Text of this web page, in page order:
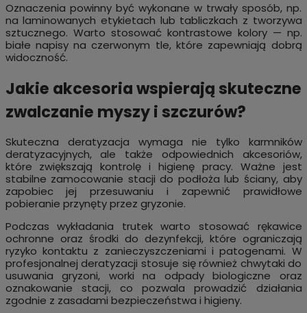
Oznaczenia powinny być wykonane w trwały sposób, np.
na laminowanych etykietach lub tabliczkach z tworzywa
sztucznego. Warto stosować kontrastowe kolory — np.
białe napisy na czerwonym tle, które zapewniają dobrą
widoczność.
Jakie akcesoria wspierają skuteczne
zwalczanie myszy i szczurów?
Skuteczna deratyzacja wymaga nie tylko karmników
deratyzacyjnych, ale także odpowiednich akcesoriów,
które zwiększają kontrolę i higienę pracy. Ważne jest
stabilne zamocowanie stacji do podłoża lub ściany, aby
zapobiec jej przesuwaniu i zapewnić prawidłowe
pobieranie przynęty przez gryzonie.
Podczas wykładania trutek warto stosować rękawice
ochronne oraz środki do dezynfekcji, które ograniczają
ryzyko kontaktu z zanieczyszczeniami i patogenami. W
profesjonalnej deratyzacji stosuje się również chwytaki do
usuwania gryzoni, worki na odpady biologiczne oraz
oznakowanie stacji, co pozwala prowadzić działania
zgodnie z zasadami bezpieczeństwa i higieny.